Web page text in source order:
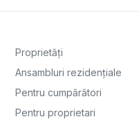
Proprietăți
Ansambluri rezidențiale
Pentru cumpărători
Pentru proprietari